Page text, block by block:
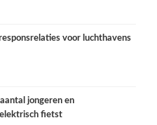
voor luchthavens
jongeren en
fietst